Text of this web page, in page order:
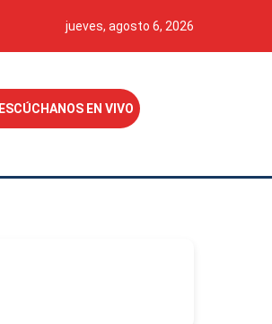
jueves, agosto 6, 2026
ESCÚCHANOS EN VIVO